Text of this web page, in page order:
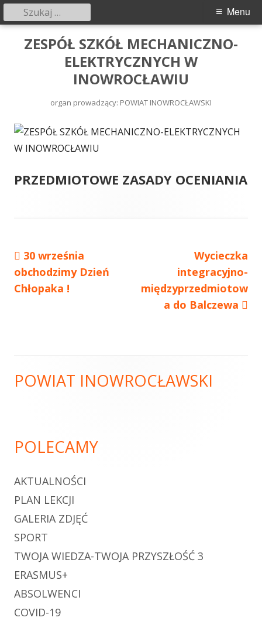
PrzeskoczZESPÓŁ SZKÓŁ MECHANICZNO-
ELEKTRYCZNYCH W
INOWROCŁAWIU
organ prowadzący: POWIAT INOWROCŁAWSKI
Menu
główne
Menu
Szukaj:
PRZEDMIOTOWE ZASADY OCENIANIA
Nawigacja
wpisu
Poprzedni
artykół
30 września
obchodzimy Dzień
Chłopaka !
Następny
artykół:
Wycieczka
integracyjno-
międzyprzedmiotow
a do Balczewa
Główny
POWIAT INOWROCŁAWSKI
POLECAMY
AKTUALNOŚCI
PLAN LEKCJI
GALERIA ZDJĘĆ
SPORT
TWOJA WIEDZA-TWOJA PRZYSZŁOŚĆ 3
ERASMUS+
ABSOLWENCI
COVID-19